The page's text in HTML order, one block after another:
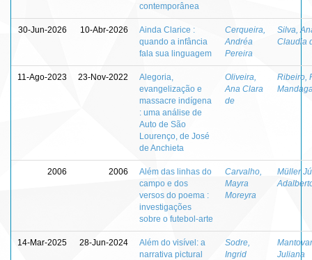
contemporânea
30-Jun-2026 10-Abr-2026
Ainda Clarice :
quando a infância
fala sua linguagem
Cerqueira,
Andréa
Pereira
Silva,
Claudia
11-Ago-2023 23-Nov-2022
Alegoria,
evangelização e
massacre indígena
: uma análise de
Auto de São
Lourenço, de José
de Anchieta
Oliveira,
Ana Clara
de
Ribeiro,
2006 2006
Além das linhas do
campo e dos
versos do poema :
investigações
sobre o futebol-arte
Carvalho,
Mayra
Moreyra
Müller
14-Mar-2025 28-Jun-2024
Além do visível: a
narrativa pictural
Sodre,
Ingrid
Juliana